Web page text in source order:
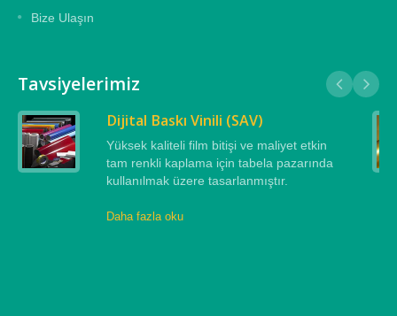
Bize Ulaşın
Tavsiyelerimiz
Dijital Baskı Vinili (SAV)
Yüksek kaliteli film bitişi ve maliyet etkin
tam renkli kaplama için tabela pazarında
kullanılmak üzere tasarlanmıştır.
Daha fazla oku